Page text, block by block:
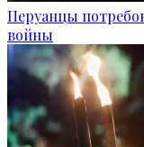
Перуанцы
войны